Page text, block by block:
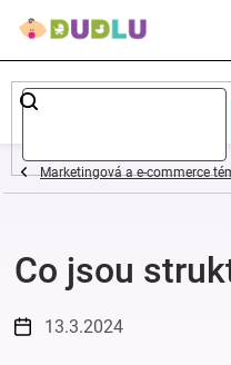
Dětské
a
oblečení
Pokojíček
Marketingová a e-commerce
Co jsou
13.3.2024